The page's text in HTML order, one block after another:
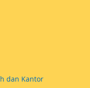
dan Kantor